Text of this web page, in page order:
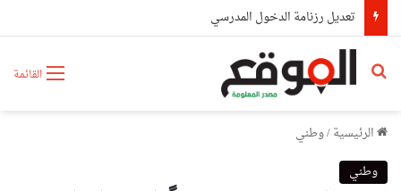
تعديل رزنامة الدخول المدرسي
القائمة بحث عن
الرئيسية/وطني
وطني